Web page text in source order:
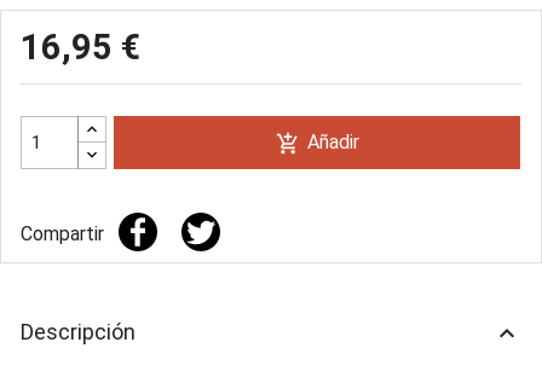
16,95 €
add_shopping_cart Añadir
Compartir
Descripción keyboard_arrow_up